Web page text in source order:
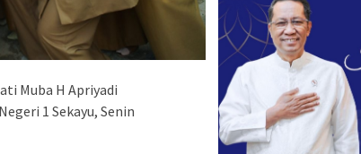
Muba H Apriyadi
1 Sekayu, Senin